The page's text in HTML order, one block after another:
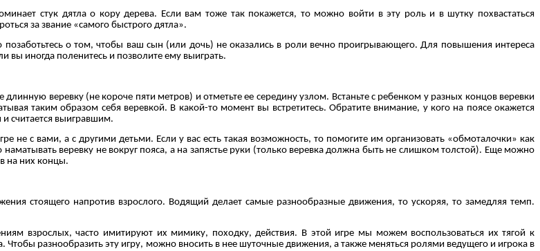
стук дятла о кору дерева. Если вам тоже так покажется, то можно войти в эту роль и в шутку похвастаться
за звание «самого быстрого дятла».
о том, чтобы ваш сын (или дочь) не оказались в роли вечно проигрывающего. Для повышения интереса
вы иногда поленитесь и позволите ему выиграть.
веревку (не короче пяти метров) и отметьте ее середину узлом. Встаньте с ребенком у разных концов веревки
таким образом себя веревкой. В какой-то момент вы встретитесь. Обратите внимание, у кого на поясе окажется
считается выигравшим.
не с вами, а с другими детьми. Если у вас есть такая возможность, то помогите им организовать «обмоталочки» как
веревку не вокруг пояса, а на запястье руки (только веревка должна быть не слишком толстой). Еще можно
на них концы.
стоящего напротив взрослого. Водящий делает самые разнообразные движения, то ускоряя, то замедляя темп.
взрослых, часто имитируют их мимику, походку, действия. В этой игре мы можем воспользоваться их тягой к
разнообразить эту игру, можно вносить в нее шуточные движения, а также меняться ролями ведущего и игрока в